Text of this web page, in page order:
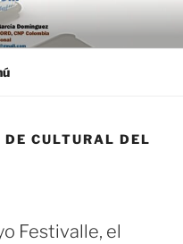
DE CULTURAL DEL
Festivalle, el